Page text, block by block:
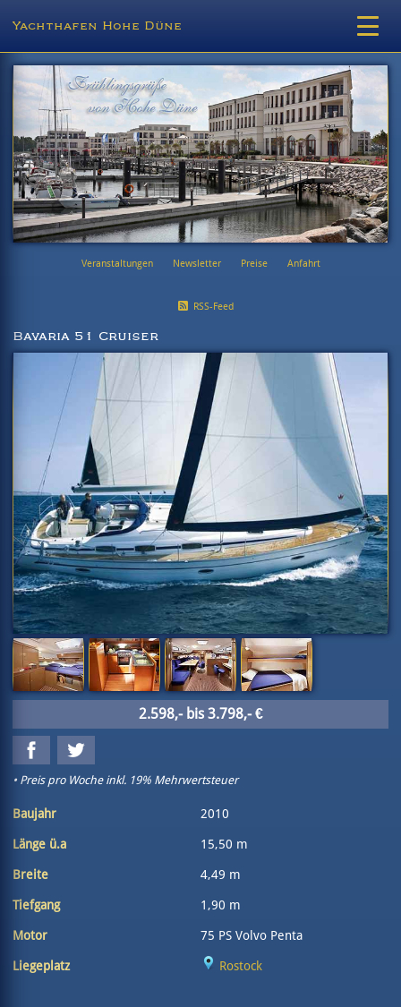
Yachthafen Hohe Düne
Veranstaltungen Newsletter Preise Anfahrt
RSS-Feed
Bavaria 51 Cruiser
2.598,- bis 3.798,- €
• Preis pro Woche inkl. 19% Mehrwertsteuer
Baujahr 2010
Länge ü.a 15,50 m
Breite 4,49 m
Tiefgang 1,90 m
Motor 75 PS Volvo Penta
Liegeplatz Rostock